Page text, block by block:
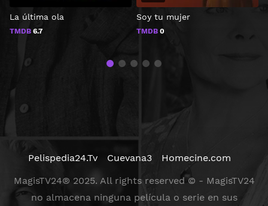
La última ola
TMDB 6.7
Soy tu mujer
TMDB 0
Pelispedia24.Tv Cuevana3
Homecine.com
MagisTV24® 2025. All rights reserved © - MagisTV24
no almacena ninguna película o serie en sus